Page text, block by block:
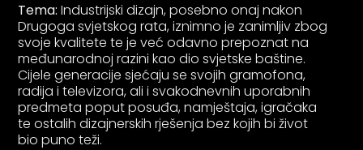
Tema: Industrijski dizajn, posebno onaj nakon
Drugoga svjetskog rata, iznimno je zanimljiv zbog
svoje kvalitete te je već odavno prepoznat na
međunarodnoj razini kao dio svjetske baštine.
Cijele generacije sjećaju se svojih gramofona,
radija i televizora, ali i svakodnevnih uporabnih
predmeta poput posuđa, namještaja, igračaka
te ostalih dizajnerskih rješenja bez kojih bi život
bio puno teži.
vida